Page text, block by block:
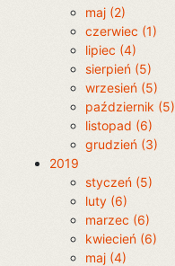
maj (2)
czerwiec (1)
lipiec (4)
sierpień (5)
wrzesień (5)
październik (5)
listopad (6)
grudzień (3)
2019
styczeń (5)
luty (6)
marzec (6)
kwiecień (6)
maj (4)